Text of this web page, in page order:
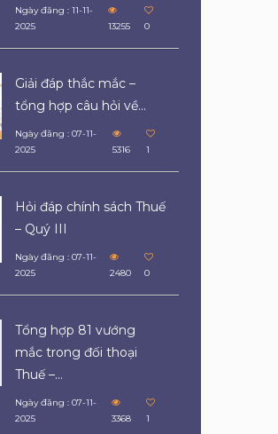
Ngày đăng : 11-11-
2025
13255 0
Giải đáp thắc mắc –
tổng hợp câu hỏi về...
Ngày đăng : 07-11-
2025
5316 1
Hỏi đáp chính sách Thuế
– Quý III
Ngày đăng : 07-11-
2025
2480 0
Tổng hợp 81 vướng
mắc trong đối thoại
Thuế –...
Ngày đăng : 07-11-
2025
3368 1